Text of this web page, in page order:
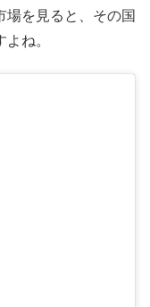
場を見ると、その国
ね。